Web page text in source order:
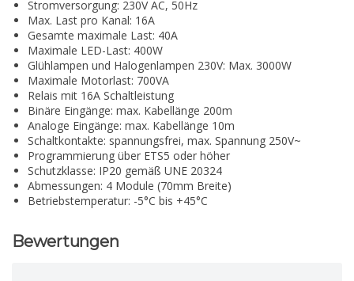
Stromversorgung: 230V AC, 50Hz
Max. Last pro Kanal: 16A
Gesamte maximale Last: 40A
Maximale LED-Last: 400W
Glühlampen und Halogenlampen 230V: Max. 3000W
Maximale Motorlast: 700VA
Relais mit 16A Schaltleistung
Binäre Eingänge: max. Kabellänge 200m
Analoge Eingänge: max. Kabellänge 10m
Schaltkontakte: spannungsfrei, max. Spannung 250V~
Programmierung über ETS5 oder höher
Schutzklasse: IP20 gemäß UNE 20324
Abmessungen: 4 Module (70mm Breite)
Betriebstemperatur: -5°C bis +45°C
Bewertungen